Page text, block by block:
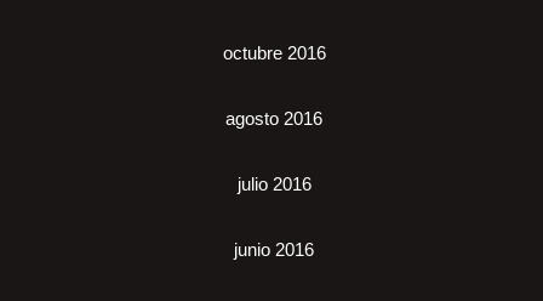
octubre 2016
agosto 2016
julio 2016
junio 2016